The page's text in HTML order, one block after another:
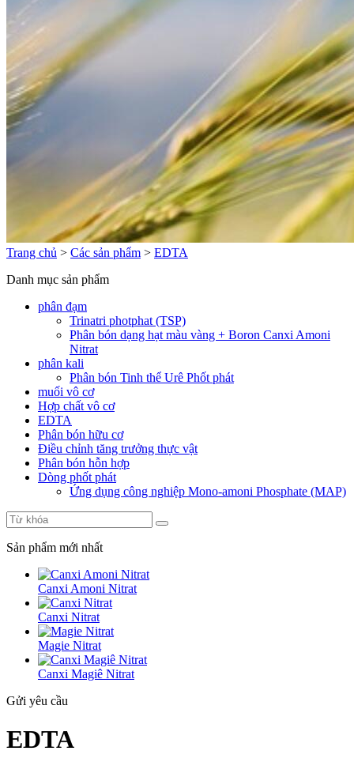
Trang chủ > Các sản phẩm > EDTA
Danh mục sản phẩm
phân đạm
Trinatri photphat (TSP)
Phân bón dạng hạt màu vàng + Boron Canxi Amoni
Nitrat
phân kali
Phân bón Tinh thể Urê Phốt phát
muối vô cơ
Hợp chất vô cơ
EDTA
Phân bón hữu cơ
Điều chỉnh tăng trưởng thực vật
Phân bón hỗn hợp
Dòng phốt phát
Ứng dụng công nghiệp Mono-amoni Phosphate (MAP)
Sản phẩm mới nhất
Canxi Amoni Nitrat
Canxi Nitrat
Magie Nitrat
Canxi Magiê Nitrat
Gửi yêu cầu
EDTA